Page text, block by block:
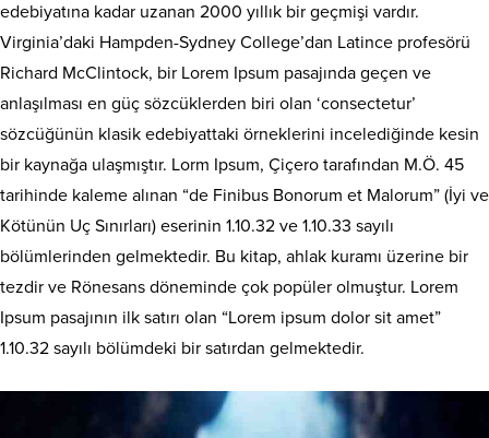
edebiyatına kadar uzanan 2000 yıllık bir geçmişi vardır.
Virginia’daki Hampden-Sydney College’dan Latince profesörü
Richard McClintock, bir Lorem Ipsum pasajında geçen ve
anlaşılması en güç sözcüklerden biri olan ‘consectetur’
sözcüğünün klasik edebiyattaki örneklerini incelediğinde kesin
bir kaynağa ulaşmıştır. Lorm Ipsum, Çiçero tarafından M.Ö. 45
tarihinde kaleme alınan “de Finibus Bonorum et Malorum” (İyi ve
Kötünün Uç Sınırları) eserinin 1.10.32 ve 1.10.33 sayılı
bölümlerinden gelmektedir. Bu kitap, ahlak kuramı üzerine bir
tezdir ve Rönesans döneminde çok popüler olmuştur. Lorem
Ipsum pasajının ilk satırı olan “Lorem ipsum dolor sit amet”
1.10.32 sayılı bölümdeki bir satırdan gelmektedir.